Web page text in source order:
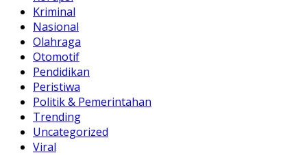
Kriminal
Nasional
Olahraga
Otomotif
Pendidikan
Peristiwa
Politik & Pemerintahan
Trending
Uncategorized
Viral